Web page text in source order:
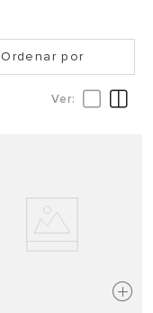
Ordenar por